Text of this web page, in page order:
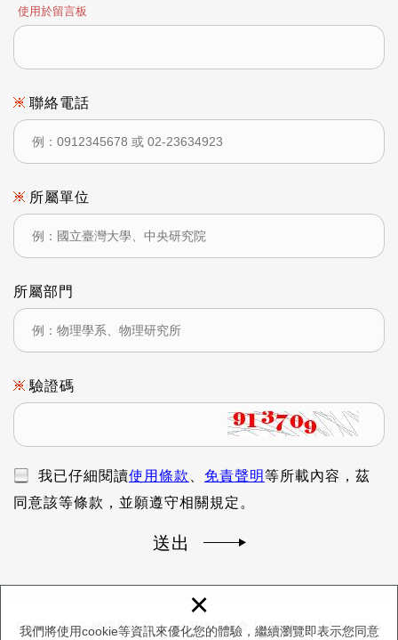
我們將使用cookie等資訊來優化您的體驗，繼續瀏覽即表示您同意
×
使用於留言板
聯絡電話
所屬單位
所屬部門
驗證碼
我已仔細閱讀使用條款 免責聲明等所載內容，茲
同意該等條款，並願遵守相關規定。
送出
Copyright © 物理實作平台, 台灣物理學會 |網頁設計 │ Newscan